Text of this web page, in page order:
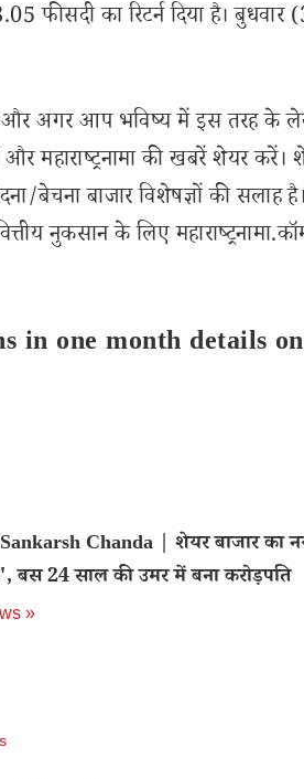
का रिटर्न दिया है। बुधवार
और अगर आप भविष्य में इस तरह के
महाराष्ट्रनामा की खबरें शेयर करें।
बेचना बाजार विशेषज्ञों की सलाह है।
नुकसान के लिए
in one month details
Chanda | शेयर बाजार का
बस 24 साल की उमर में बना करोड़पति
»